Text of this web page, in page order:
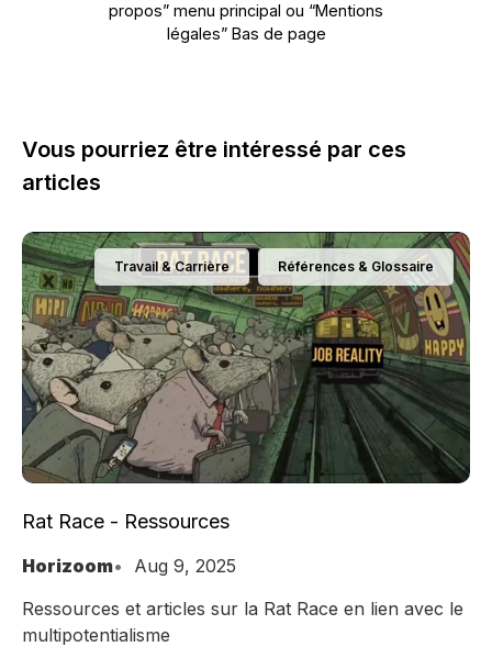
propos” menu principal ou “Mentions
légales” Bas de page
Vous pourriez être intéressé par ces
articles
Travail & Carrière Références & Glossaire
Rat Race - Ressources
Horizoom
Aug 9, 2025
Ressources et articles sur la Rat Race en lien avec le
multipotentialisme